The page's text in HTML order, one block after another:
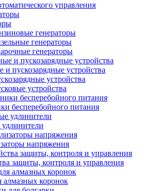
управления
генераторы
генераторы
генераторы
и пускозарядные устройства
устройства
устройства
бесперебойного питания
напряжения
защиты, контроля и управления
алмазных коронок